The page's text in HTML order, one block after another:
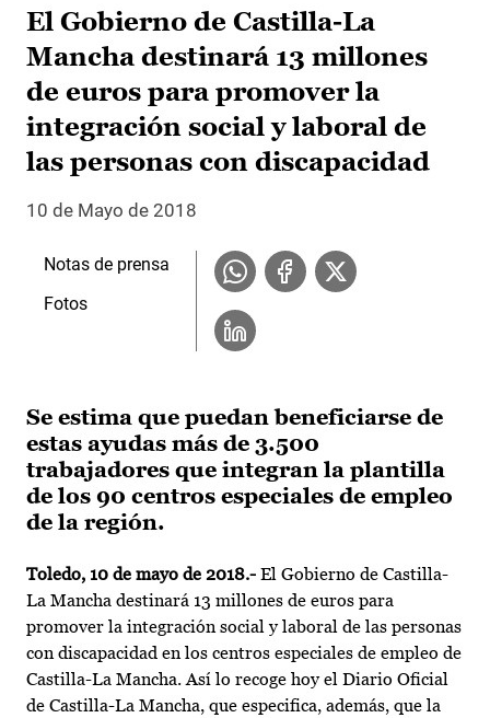
El Gobierno de Castilla-La
Mancha destinará 13 millones
de euros para promover la
integración social y laboral de
las personas con discapacidad
10 de Mayo de 2018
Se estima que puedan beneficiarse de
estas ayudas más de 3.500
trabajadores que integran la plantilla
de los 90 centros especiales de empleo
de la región.
Toledo, 10 de mayo de 2018.- El Gobierno de Castilla-
La Mancha destinará 13 millones de euros para
promover la integración social y laboral de las personas
con discapacidad en los centros especiales de empleo de
Castilla-La Mancha. Así lo recoge hoy el Diario Oficial
de Castilla-La Mancha, que especifica, además, que la
Notas de prensa
Fotos